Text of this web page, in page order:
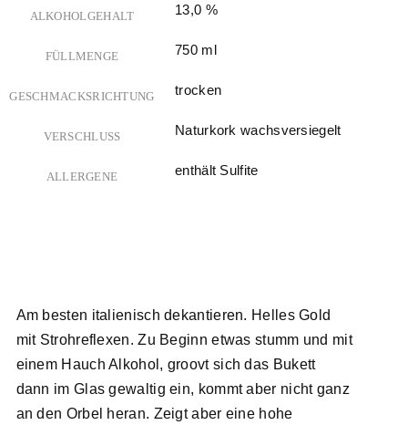
ALKOHOLGEHALT 13,0 %
FÜLLMENGE 750 ml
GESCHMACKSRICHTUNG trocken
VERSCHLUSS Naturkork wachsversiegelt
ALLERGENE enthält Sulfite
Am besten italienisch dekantieren. Helles Gold
mit Strohreflexen. Zu Beginn etwas stumm und mit
einem Hauch Alkohol, groovt sich das Bukett
dann im Glas gewaltig ein, kommt aber nicht ganz
an den Orbel heran. Zeigt aber eine hohe